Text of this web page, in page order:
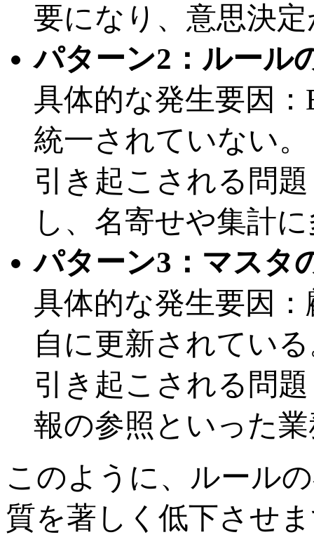
要になり、意思決
パターン2：ルール
具体的な発生要因
統一されていない。
引き起こされる問
し、名寄せや集計
パターン3：マスタ
具体的な発生要因
自に更新されてい
引き起こされる問
報の参照といった
このように、ルール
質を著しく低下させ